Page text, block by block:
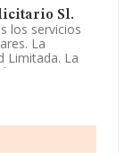
Sl.
los servicios
La
Limitada. La
a 'Agencias
no
2024, no se